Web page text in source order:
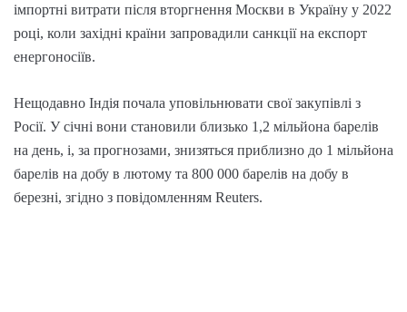
імпортні витрати після вторгнення Москви в Україну у 2022
році, коли західні країни запровадили санкції на експорт
енергоносіїв.
Нещодавно Індія почала уповільнювати свої закупівлі з
Росії. У січні вони становили близько 1,2 мільйона барелів
на день, і, за прогнозами, знизяться приблизно до 1 мільйона
барелів на добу в лютому та 800 000 барелів на добу в
березні, згідно з повідомленням Reuters.